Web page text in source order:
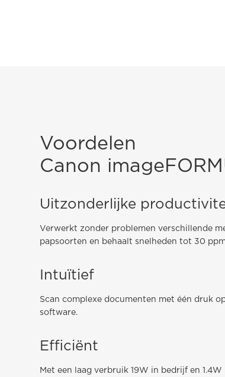
Voordelen
Canon
Uitzonderlijke
Verwerkt zonder problemen verschillende
papsoorten en behaalt snelheden tot 30
Intuïtief
Scan complexe documenten met één druk
software.
Efficiënt
Met een laag verbruik 19W in bedrijf en